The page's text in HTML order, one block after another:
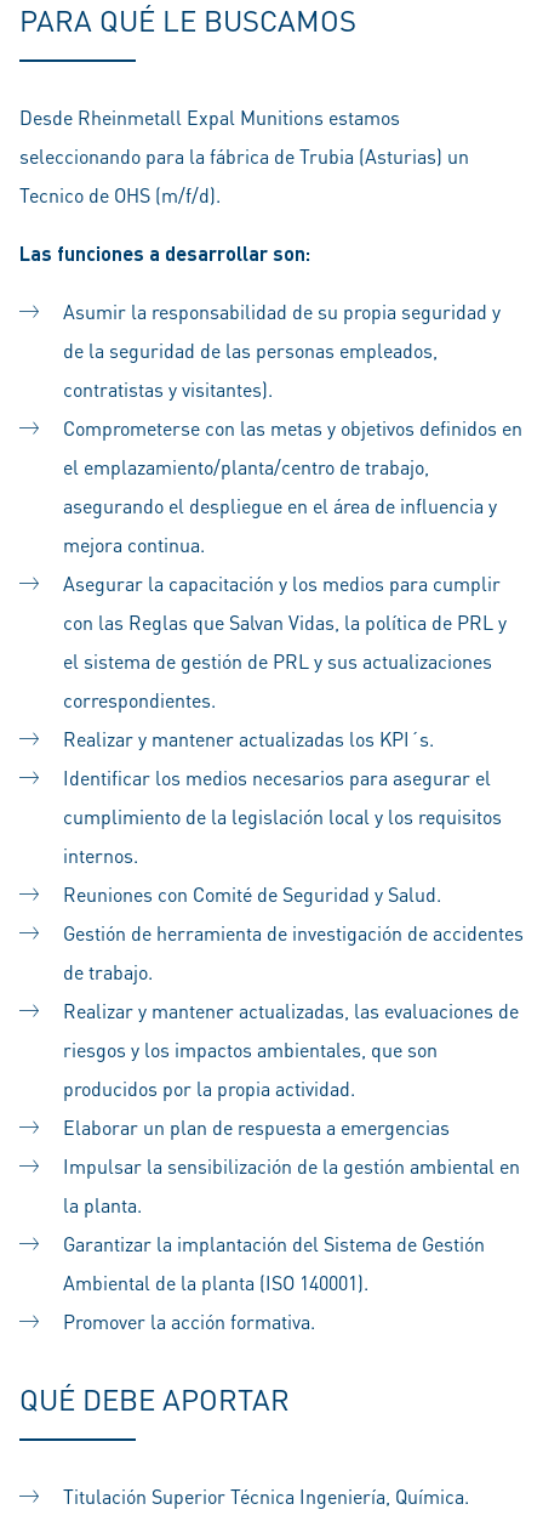
PARA QUÉ LE BUSCAMOS
Desde Rheinmetall Expal Munitions estamos
seleccionando para la fábrica de Trubia (Asturias) un
Tecnico de OHS (m/f/d).
Las funciones a desarrollar son:
Asumir la responsabilidad de su propia seguridad y
de la seguridad de las personas empleados,
contratistas y visitantes).
Comprometerse con las metas y objetivos definidos en
el emplazamiento/planta/centro de trabajo,
asegurando el despliegue en el área de influencia y
mejora continua.
Asegurar la capacitación y los medios para cumplir
con las Reglas que Salvan Vidas, la política de PRL y
el sistema de gestión de PRL y sus actualizaciones
correspondientes.
Realizar y mantener actualizadas los KPI´s.
Identificar los medios necesarios para asegurar el
cumplimiento de la legislación local y los requisitos
internos.
Reuniones con Comité de Seguridad y Salud.
Gestión de herramienta de investigación de accidentes
de trabajo.
Realizar y mantener actualizadas, las evaluaciones de
riesgos y los impactos ambientales, que son
producidos por la propia actividad.
Elaborar un plan de respuesta a emergencias
Impulsar la sensibilización de la gestión ambiental en
la planta.
Garantizar la implantación del Sistema de Gestión
Ambiental de la planta (ISO 140001).
Promover la acción formativa.
QUÉ DEBE APORTAR
Titulación Superior Técnica Ingeniería, Química.